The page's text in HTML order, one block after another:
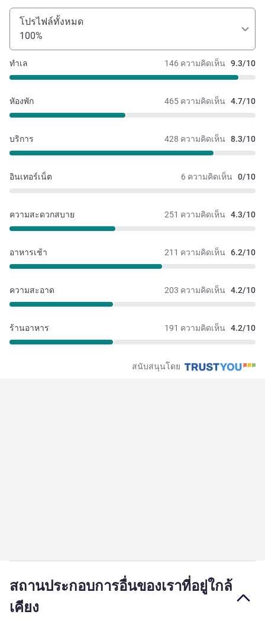
โปรไฟล์ทั้งหมด
100%
146 ความคิดเห็น 9.3/10
ทำเล
465 ความคิดเห็น 4.7/10
หัองพัก
428 ความคิดเห็น 8.3/10
บริการ
6 ความคิดเห็น 0/10
อินเทอร์เน็ต
251 ความคิดเห็น 4.3/10
ความสะดวกสบาย
211 ความคิดเห็น 6.2/10
อาหารเช้า
203 ความคิดเห็น 4.2/10
ความสะอาด
191 ความคิดเห็น 4.2/10
ร้านอาหาร
สนับสนุนโดย
สถานประกอบการอื่นของเราที่อยู่ใกล้
เคียง